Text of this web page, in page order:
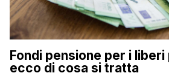
Fondi pensione per i
ecco di cosa si tratta